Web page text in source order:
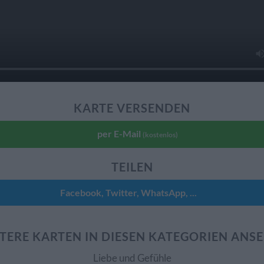
KARTE VERSENDEN
per E-Mail (kostenlos)
TEILEN
Facebook, Twitter, WhatsApp, ...
KARTEN IN DIESEN KATEGORIEN
Liebe und Gefühle